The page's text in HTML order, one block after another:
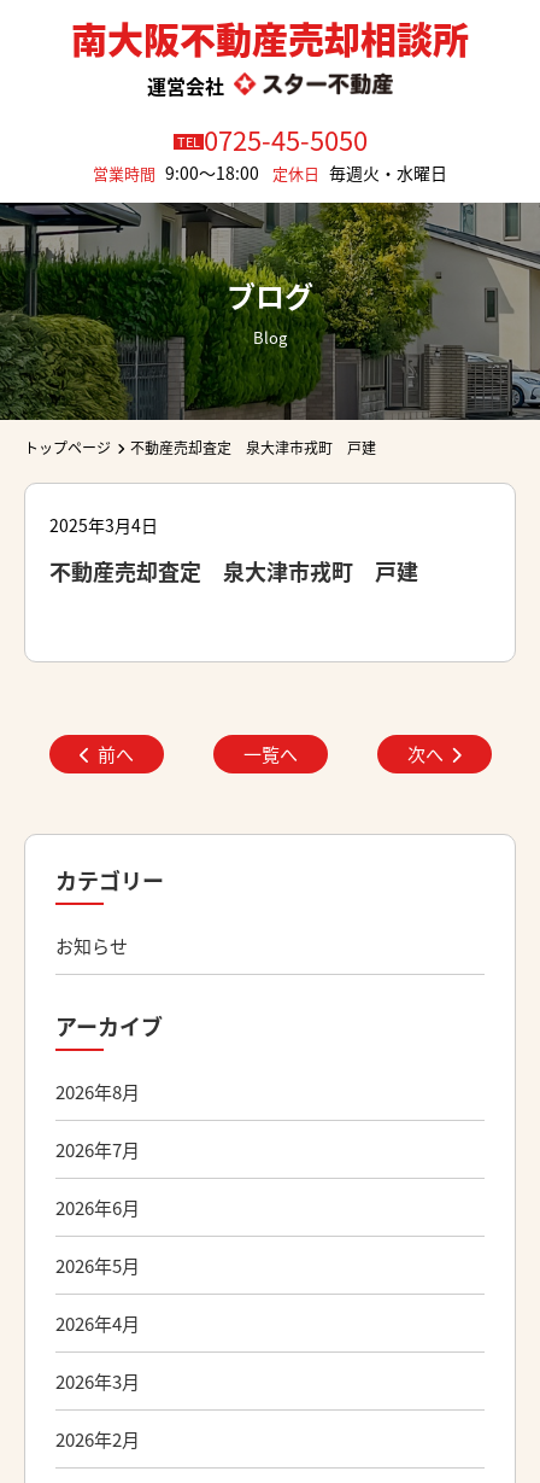
南大阪不動産売却相談所
運営会社
TEL0725-45-5050
営業時間 9:00～18:00 定休日 毎週火・水曜日
ブログ
Blog
トップページ 不動産売却査定 泉大津市戎町 戸建
2025年3月4日
不動産売却査定 泉大津市戎町 戸建
前へ 一覧へ 次へ
カテゴリー
お知らせ
アーカイブ
2026年8月
2026年7月
2026年6月
2026年5月
2026年4月
2026年3月
2026年2月